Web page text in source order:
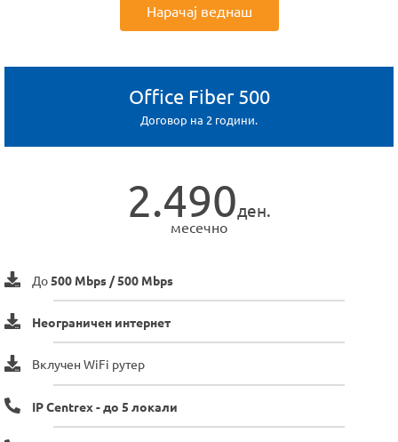
Нарачај веднаш
Office Fiber 500
Договор на 2 години.
2.490ден.
месечно
До500 Mbps / 500 Mbps
Неограничен интернет
Вклучен WiFi рутер
IP Centrex - до 5 локали